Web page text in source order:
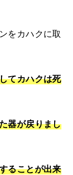
をカハクに取
てカハクは死
器が戻りまし
ることが出来